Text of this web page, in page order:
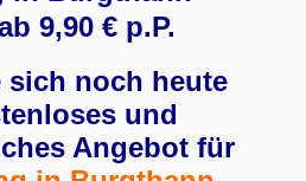
9,90 € p.P.
sich noch heute
und
Angebot für